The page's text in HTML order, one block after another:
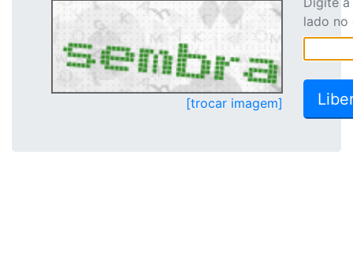
[trocar imagem]
lado no